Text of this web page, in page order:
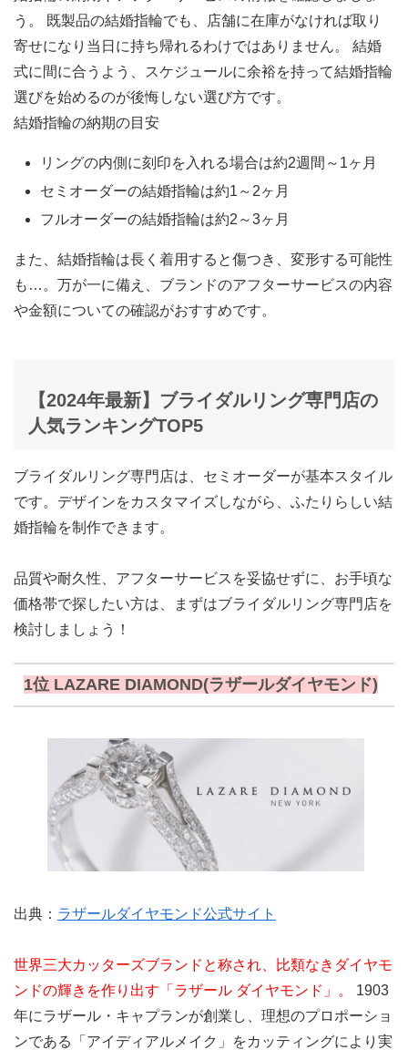
う。 既製品の結婚指輪でも、店舗に在庫がなければ取り
寄せになり当日に持ち帰れるわけではありません。 結婚
式に間に合うよう、
スケジュールに余裕を持って結婚指輪
選びを始めるのが後悔しない選び方です。
結婚指輪の納期の目安
リングの内側に刻印を入れる場合は約2週間～1ヶ月
セミオーダーの結婚指輪は約1～2ヶ月
フルオーダーの結婚指輪は約2～3ヶ月
また、結婚指輪は長く着用すると傷つき、変形する可能性
も…。万が一に備え、ブランドのアフターサービスの内容
や金額についての確認がおすすめです。
【2024年最新】ブライダルリング専門店の
人気ランキングTOP5
ブライダルリング専門店は、セミオーダーが基本スタイル
です。デザインをカスタマイズしながら、ふたりらしい結
婚指輪を制作できます。
品質や耐久性、アフターサービスを妥協せずに、お手頃な
価格帯で探したい方は、まずはブライダルリング専門店を
検討しましょう
！
1位 LAZARE DIAMOND(ラザールダイヤモンド)
出典： ラザールダイヤモンド公式サイト
世界三大カッターズブランドと称され、比類なきダイヤモ
ンドの輝きを作り出す「ラザール ダイヤモンド」。
1903
年にラザール・キャプランが創業し、理想のプロポーショ
ンである「アイディアルメイク」をカッティングにより実